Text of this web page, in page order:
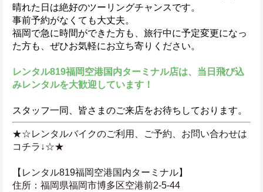
晴れた日は絶好のツーリングチャンスです。
事前予約がなくても大丈夫。
福岡で急に時間ができた方も、旅行中に予定変更になっ
た方も、ぜひお気軽にお立ち寄りください。
レンタル819福岡空港国内ターミナル店は、当日飛び込
みレンタルを大歓迎しています！
スタッフ一同、皆さまのご来店をお待ちしております。
★☆レンタルバイクのご利用、ご予約、お問い合わせは
コチラ↓☆★
【レンタル819福岡空港国内ターミナル】
住所：福岡県福岡市博多区空港前2-5-44